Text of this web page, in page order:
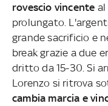
rovescio vincente al
prolungato.
grande sacrificio e
break grazie a due
dritto da 15-30. Si
Lorenzo si ritrova
cambia marcia e